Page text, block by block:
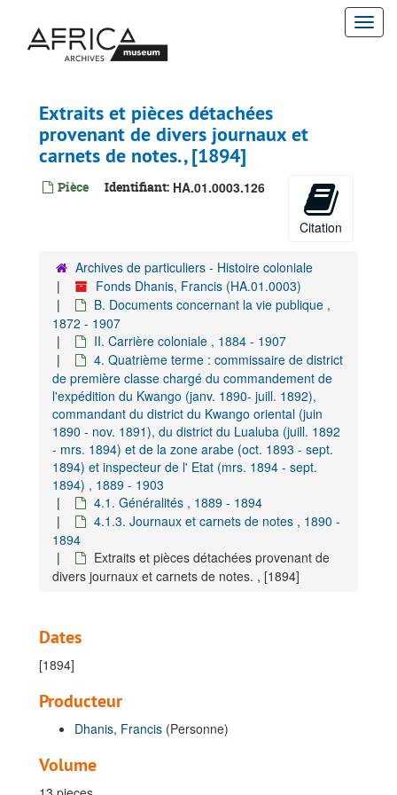
contenu
Extraits et pièces détachées
provenant de divers journaux et
carnets de notes. , [1894]
Pièce Identifiant: HA.01.0003.126
Citation
Archives de particuliers - Histoire coloniale
Fonds Dhanis, Francis (HA.01.0003)
B. Documents concernant la vie publique ,
1872 - 1907
II. Carrière coloniale , 1884 - 1907
4. Quatrième terme : commissaire de district
de première classe chargé du commandement de
l'expédition du Kwango (janv. 1890- juill. 1892),
commandant du district du Kwango oriental (juin
1890 - nov. 1891), du district du Lualuba (juill. 1892
- mrs. 1894) et de la zone arabe (oct. 1893 - sept.
1894) et inspecteur de l' Etat (mrs. 1894 - sept.
1894) , 1889 - 1903
4.1. Généralités , 1889 - 1894
4.1.3. Journaux et carnets de notes , 1890 -
1894
Extraits et pièces détachées provenant de
divers journaux et carnets de notes. , [1894]
Dates
[1894]
Producteur
Dhanis, Francis (Personne)
Volume